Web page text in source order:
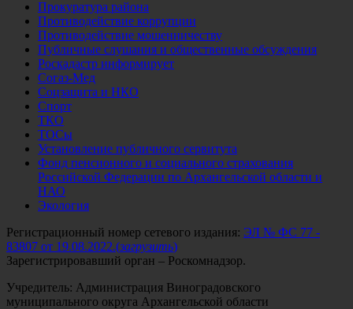
Прокуратура района
Противодействие коррупции
Противодействие мошенничеству
Публичные слушания и общественные обсуждения
Роскадастр информирует
Согаз-Мед
Соцзащита и НКО
Спорт
ТКО
ТОСы
Установление публичного сервитута
Фонд пенсионного и социального страхования
Российской Федерации по Архангельской области и
НАО
Экология
Регистрационный номер сетевого издания: ЭЛ № ФС 77 -
83807 от 19.08.2022.(загрузить)
Зарегистрировавший орган – Роскомнадзор.
Учредитель: Администрация Виноградовского
муниципального округа Архангельской области